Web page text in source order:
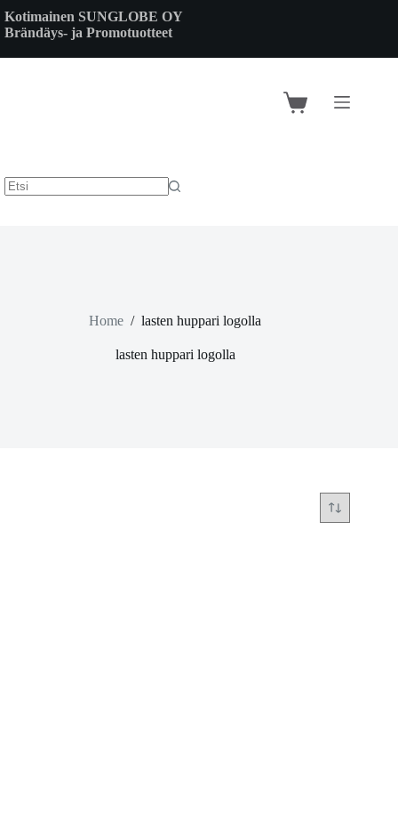
to
content
Kotimainen SUNGLOBE OY
Brändäys- ja Promotuotteet
Shopping
Home / lasten huppari logolla
lasten huppari logolla